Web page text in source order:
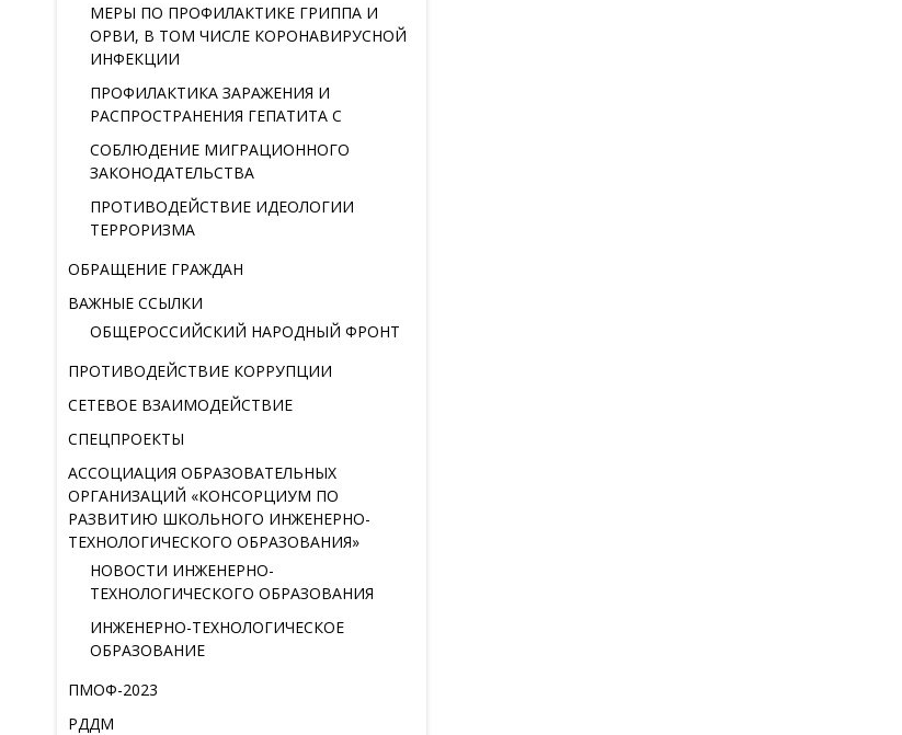
МЕРЫ ПО ПРОФИЛАКТИКЕ ГРИППА И
ОРВИ, В ТОМ ЧИСЛЕ КОРОНАВИРУСНОЙ
ИНФЕКЦИИ
ПРОФИЛАКТИКА ЗАРАЖЕНИЯ И
РАСПРОСТРАНЕНИЯ ГЕПАТИТА С
СОБЛЮДЕНИЕ МИГРАЦИОННОГО
ЗАКОНОДАТЕЛЬСТВА
ПРОТИВОДЕЙСТВИЕ ИДЕОЛОГИИ
ТЕРРОРИЗМА
ОБРАЩЕНИЕ ГРАЖДАН
ВАЖНЫЕ ССЫЛКИ
ОБЩЕРОССИЙСКИЙ НАРОДНЫЙ ФРОНТ
ПРОТИВОДЕЙСТВИЕ КОРРУПЦИИ
СЕТЕВОЕ ВЗАИМОДЕЙСТВИЕ
СПЕЦПРОЕКТЫ
АССОЦИАЦИЯ ОБРАЗОВАТЕЛЬНЫХ
ОРГАНИЗАЦИЙ «КОНСОРЦИУМ ПО
РАЗВИТИЮ ШКОЛЬНОГО ИНЖЕНЕРНО-
ТЕХНОЛОГИЧЕСКОГО ОБРАЗОВАНИЯ»
НОВОСТИ ИНЖЕНЕРНО-
ТЕХНОЛОГИЧЕСКОГО ОБРАЗОВАНИЯ
ИНЖЕНЕРНО-ТЕХНОЛОГИЧЕСКОЕ
ОБРАЗОВАНИЕ
ПМОФ-2023
РДДМ